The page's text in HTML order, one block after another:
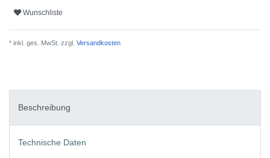
Wunschliste
* inkl. ges. MwSt. zzgl. Versandkosten
Beschreibung
Technische Daten